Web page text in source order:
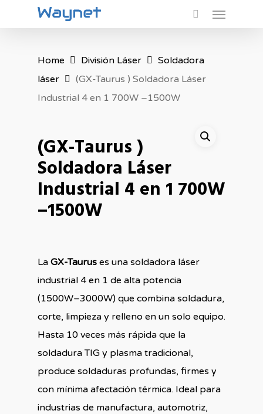
Menu
Home División Láser
Soldadora
láser
(GX-Taurus ) Soldadora Láser
Industrial 4 en 1 700W –1500W
(GX-Taurus )
Soldadora Láser
Industrial 4 en 1 700W
–1500W
La GX-Taurus es una soldadora láser
industrial 4 en 1 de alta potencia
(1500W–3000W) que combina soldadura,
corte, limpieza y relleno en un solo equipo.
Hasta 10 veces más rápida que la
soldadura TIG y plasma tradicional,
produce soldaduras profundas, firmes y
con mínima afectación térmica. Ideal para
industrias de manufactura, automotriz,